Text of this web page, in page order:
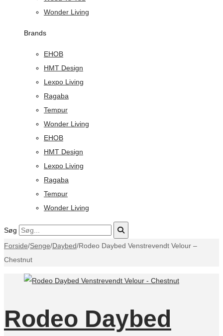
Wonder Living
Brands
EHOB
HMT Design
Lexpo Living
Ragaba
Tempur
Wonder Living
EHOB
HMT Design
Lexpo Living
Ragaba
Tempur
Wonder Living
Søg
Forside/Senge/Daybed/Rodeo Daybed Venstrevendt Velour –
Chestnut
Rodeo Daybed